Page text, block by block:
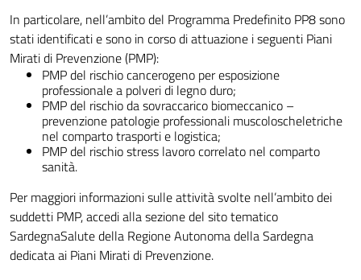
In particolare, nell’ambito del Programma Predefinito PP8 sono
stati identificati e sono in corso di attuazione i seguenti Piani
Mirati di Prevenzione (PMP):
PMP del rischio cancerogeno per esposizione
professionale a polveri di legno duro;
PMP del rischio da sovraccarico biomeccanico –
prevenzione patologie professionali muscoloscheletriche
nel comparto trasporti e logistica;
PMP del rischio stress lavoro correlato nel comparto
sanità.
Per maggiori informazioni sulle attività svolte nell’ambito dei
suddetti PMP, accedi alla sezione del sito tematico
SardegnaSalute della Regione Autonoma della Sardegna
dedicata ai Piani Mirati di Prevenzione.